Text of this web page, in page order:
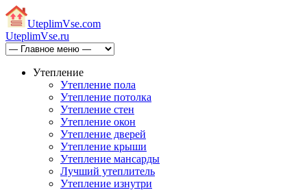
UteplimVse.com
UteplimVse.ru
Утепление
Утепление пола
Утепление потолка
Утепление стен
Утепление окон
Утепление дверей
Утепление крыши
Утепление мансарды
Лучший утеплитель
Утепление изнутри